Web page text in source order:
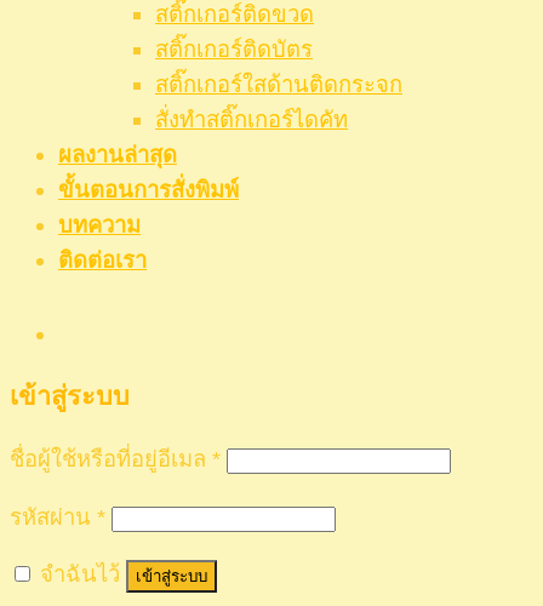
สติ๊กเกอร์ติดขวด
สติ๊กเกอร์ติดบัตร
สติ๊กเกอร์ใสด้านติดกระจก
สั่งทําสติ๊กเกอร์ไดคัท
ผลงานล่าสุด
ขั้นตอนการสั่งพิมพ์
บทความ
ติดต่อเรา
เข้าสู่ระบบ
ชื่อผู้ใช้หรือที่อยู่อีเมล *
รหัสผ่าน *
จำฉันไว้ เข้าสู่ระบบ